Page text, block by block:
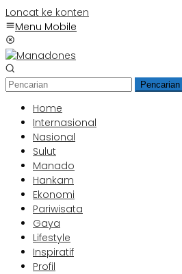
Loncat ke konten
Menu Mobile
Pencarian
Home
Internasional
Nasional
Sulut
Manado
Hankam
Ekonomi
Pariwisata
Gaya
Lifestyle
Inspiratif
Profil